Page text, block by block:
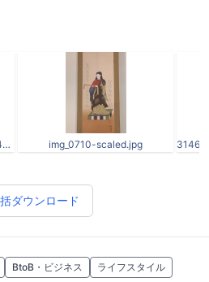
314912061_2777849069013640_3122652803810456156_n.jpg img_0710-scaled.jpg
ダウンロード
BtoB・ビジネス ライフスタイル